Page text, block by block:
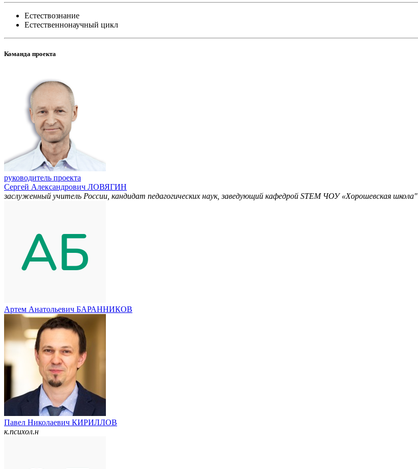
Естествознание
Естественнонаучный цикл
Команда проекта
руководитель проекта
Сергей Александрович ЛОВЯГИН
заслуженный учитель России, кандидат педагогических наук, заведующий кафедрой STEM ЧОУ «Хорошевская школа"
Артем Анатольевич БАРАННИКОВ
Павел Николаевич КИРИЛЛОВ
к.психол.н